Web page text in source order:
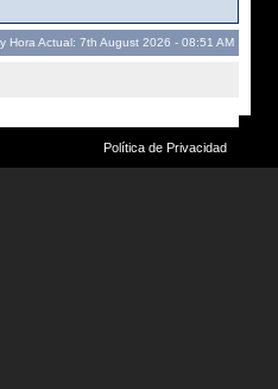
Hora Actual: 7th August 2026 - 08:51 AM
Política de Privacidad